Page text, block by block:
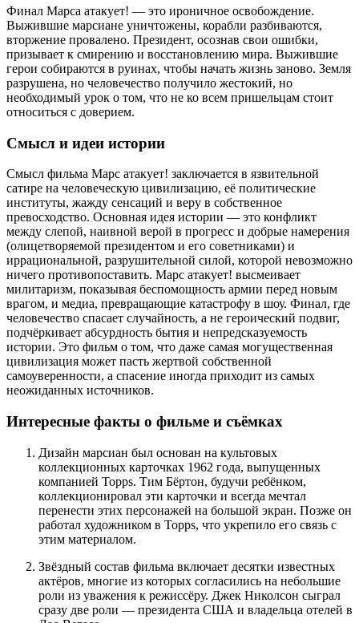
Финал Марса атакует! — это ироничное освобождение.
Выжившие марсиане уничтожены, корабли разбиваются,
вторжение провалено. Президент, осознав свои ошибки,
призывает к смирению и восстановлению мира. Выжившие
герои собираются в руинах, чтобы начать жизнь заново. Земля
разрушена, но человечество получило жестокий, но
необходимый урок о том, что не ко всем пришельцам стоит
относиться с доверием.
Смысл и идеи истории
Смысл фильма Марс атакует! заключается в язвительной
сатире на человеческую цивилизацию, её политические
институты, жажду сенсаций и веру в собственное
превосходство. Основная идея истории — это конфликт
между слепой, наивной верой в прогресс и добрые намерения
(олицетворяемой президентом и его советниками) и
иррациональной, разрушительной силой, которой невозможно
ничего противопоставить. Марс атакует! высмеивает
милитаризм, показывая беспомощность армии перед новым
врагом, и медиа, превращающие катастрофу в шоу. Финал, где
человечество спасает случайность, а не героический подвиг,
подчёркивает абсурдность бытия и непредсказуемость
истории. Это фильм о том, что даже самая могущественная
цивилизация может пасть жертвой собственной
самоуверенности, а спасение иногда приходит из самых
неожиданных источников.
Интересные факты о фильме и съёмках
Дизайн марсиан был основан на культовых
коллекционных карточках 1962 года, выпущенных
компанией Topps. Тим Бёртон, будучи ребёнком,
коллекционировал эти карточки и всегда мечтал
перенести этих персонажей на большой экран. Позже он
работал художником в Topps, что укрепило его связь с
этим материалом.
Звёздный состав фильма включает десятки известных
актёров, многие из которых согласились на небольшие
роли из уважения к режиссёру. Джек Николсон сыграл
сразу две роли — президента США и владельца отелей в